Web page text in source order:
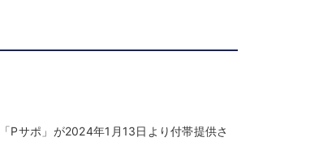
Pサポ」が2024年1月13日より付帯提供さ